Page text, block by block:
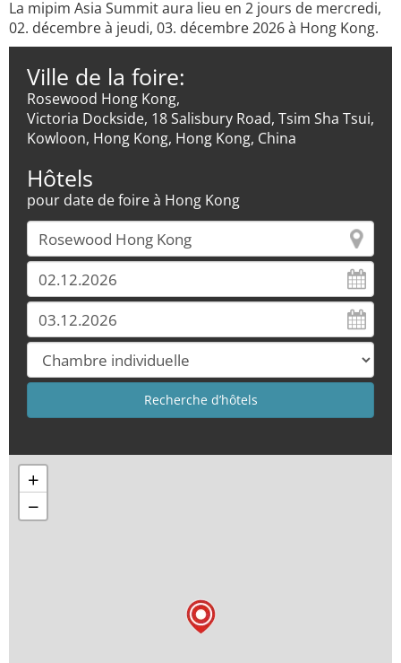
La mipim Asia Summit aura lieu en 2 jours de mercredi,
02. décembre à jeudi, 03. décembre 2026 à Hong Kong.
Ville de la foire:
Rosewood Hong Kong,
Victoria Dockside, 18 Salisbury Road, Tsim Sha Tsui,
Kowloon, Hong Kong, Hong Kong, China
Hôtels
pour date de foire à Hong Kong
+
−